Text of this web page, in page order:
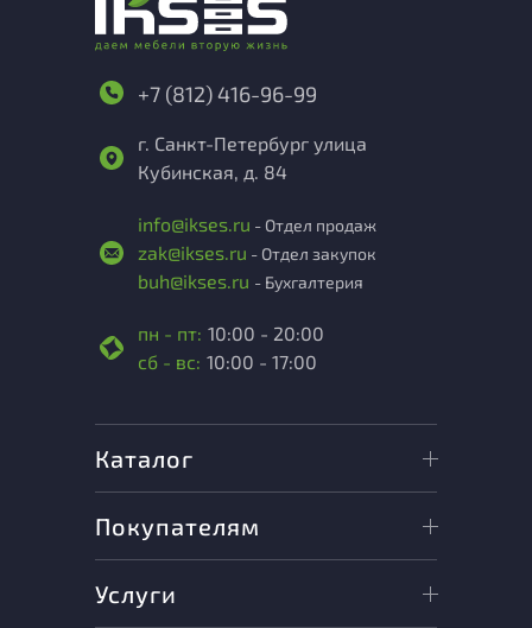
+7 (812) 416-96-99
г. Санкт-Петербург улица
Кубинская, д. 84
info@ikses.ru - Отдел продаж
zak@ikses.ru - Отдел закупок
buh@ikses.ru - Бухгалтерия
пн - пт: 10:00 - 20:00
сб - вс: 10:00 - 17:00
Каталог
Покупателям
Услуги